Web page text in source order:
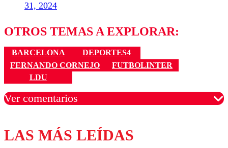
31, 2024
OTROS TEMAS A EXPLORAR:
BARCELONA
DEPORTES4
FERNANDO CORNEJO
FUTBOLINTER
LDU
Ver comentarios
Los comentarios son moderados para garantizar un
diálogo respetuoso.
LAS MÁS LEÍDAS